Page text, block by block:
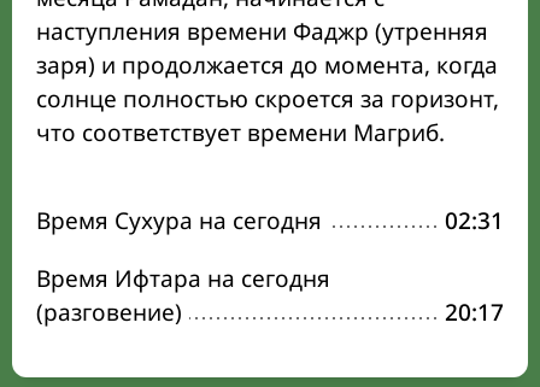
наступления времени Фаджр (утренняя
заря) и продолжается до момента, когда
солнце полностью скроется за горизонт,
что соответствует времени Магриб.
Время Сухура на сегодня
02:31
Время Ифтара на сегодня
(разговение)
20:17